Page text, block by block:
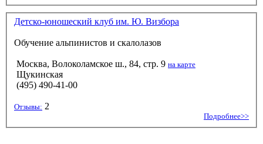
Детско-юношеский клуб им. Ю. Визбора
Обучение альпинистов и скалолазов
Москва, Волоколамское ш., 84, стр. 9 на карте
Щукинская
(495) 490-41-00
Отзывы: 2
Подробнее>>